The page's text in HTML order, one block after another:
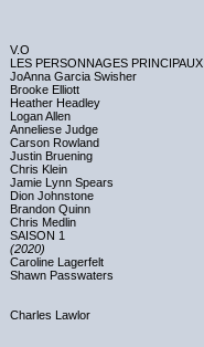
V.O
LES PERSONNAGES PRINCIPAUX
JoAnna Garcia Swisher
Brooke Elliott
Heather Headley
Logan Allen
Anneliese Judge
Carson Rowland
Justin Bruening
Chris Klein
Jamie Lynn Spears
Dion Johnstone
Brandon Quinn
Chris Medlin
SAISON 1
(2020)
Caroline Lagerfelt
Shawn Passwaters
Charles Lawlor